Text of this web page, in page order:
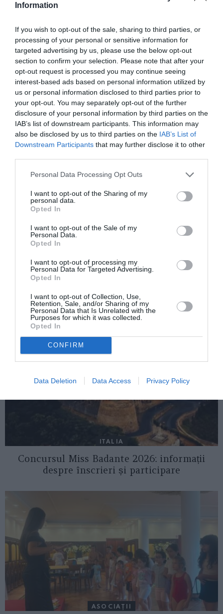
Information
If you wish to opt-out of the sale, sharing to third parties, or
processing of your personal or sensitive information for
targeted advertising by us, please use the below opt-out
section to confirm your selection. Please note that after your
opt-out request is processed you may continue seeing
interest-based ads based on personal information utilized by
us or personal information disclosed to third parties prior to
your opt-out. You may separately opt-out of the further
disclosure of your personal information by third parties on the
IAB’s list of downstream participants. This information may
also be disclosed by us to third parties on the IAB’s List of
Downstream Participants that may further disclose it to other
Personal Data Processing Opt Outs
I want to opt-out of the Sharing of my
personal data.
Opted In
I want to opt-out of the Sale of my
Personal Data.
Opted In
I want to opt-out of processing my
Personal Data for Targeted Advertising.
Opted In
I want to opt-out of Collection, Use,
Retention, Sale, and/or Sharing of my
Personal Data that Is Unrelated with the
Purposes for which it was collected.
Opted In
CONFIRM
Data Deletion Data Access Privacy Policy
Această stare a lucrurilor favorizează munca la
negru şi, în mod indirect, imigraţia clandestină, care
deja comportă prin sine însăşi costuri deosebit de
ridicate pentru stat.
Am solicitat Comisiei Europene – încheie Salvini – să
instituie otaxă pentru banii trimişi către ţările
extracomunitare: dacă vrem să ieşim din criză, este
timpul să punem o frână practicilor care sărăcesc
sistemul nostru economic şi favorizează
Articolul anterior
Doi cicliști români au semnat contracte cu
echipe renumite din Italia
Următorul articol
Ștefania Panaitescu, funcționar european,
europarlamentare
AȚI PUTEA DORI DE
ASEMENEA
ITALIA
Concursul Miss Badante 2026: informații
despre înscrieri și participare
ASOCIAŢII